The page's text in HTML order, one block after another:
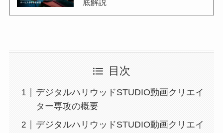
目次
デジタルハリウッドSTUDIO動画クリエイ
ター専攻の概要
デジタルハリウッドSTUDIO動画クリエイ